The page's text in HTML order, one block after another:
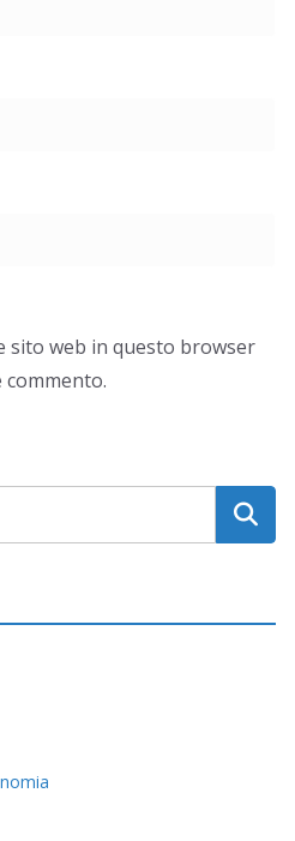
sito web in questo browser